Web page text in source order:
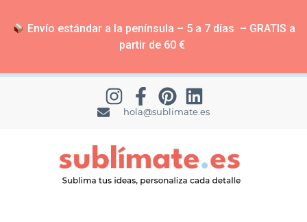
Envío estándar a la península – 5 a 7 días – GRATIS a
partir de 60 €
hola@sublimate.es